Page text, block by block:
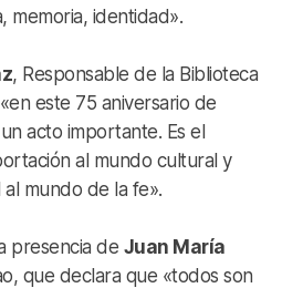
memoria, identidad».
, Responsable de la Biblioteca
este 75 aniversario de
acto importante. Es el
al mundo cultural y
mundo de la fe».
presencia de Juan María
que declara que «todos son